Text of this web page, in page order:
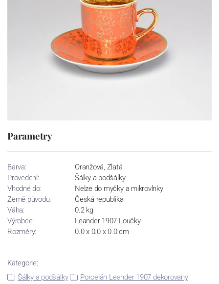
Parametry
Barva:
Oranžová, Zlatá
Provedení:
Šálky a podšálky
Vhodné do:
Nelze do myčky a mikrovlnky
Země původu:
Česká republika
Váha:
0.2 kg
Výrobce:
Leander 1907 Loučky
Rozměry:
0.0 x 0.0 x 0.0 cm
Kategorie:
Šálky a podšálky
Porcelán Leander 1907 dekorovaný